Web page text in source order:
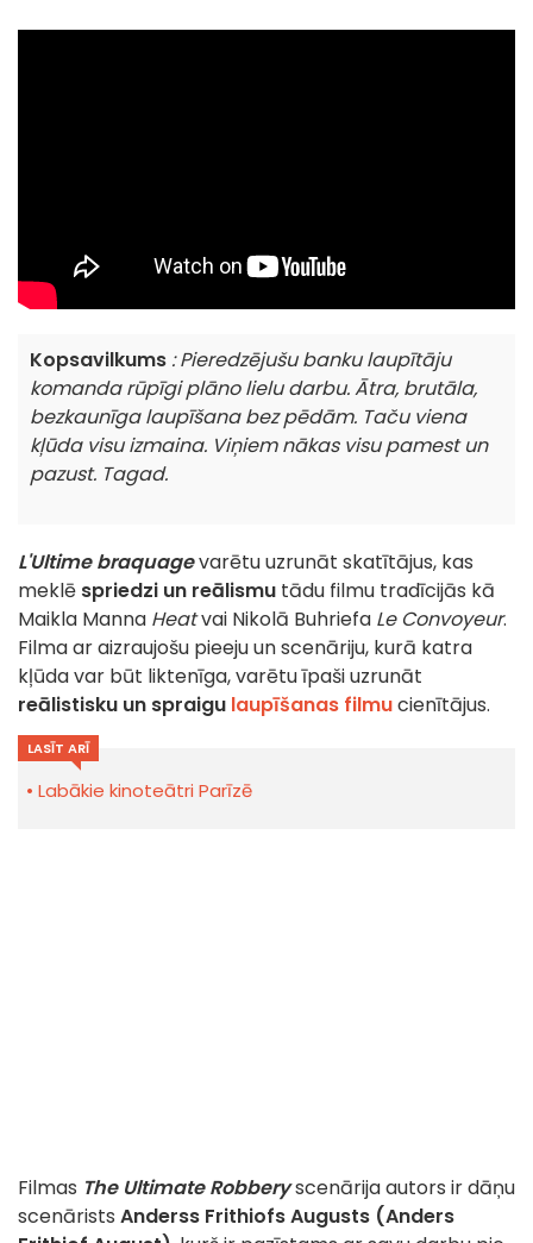
Kopsavilkums : Pieredzējušu banku laupītāju
komanda rūpīgi plāno lielu darbu. Ātra, brutāla,
bezkaunīga laupīšana bez pēdām. Taču viena
kļūda visu izmaina. Viņiem nākas visu pamest un
pazust. Tagad.
L'Ultime braquagevarētu uzrunāt skatītājus, kas
meklē spriedzi un reālismu tādu filmu tradīcijās kā
Maikla Manna Heatvai Nikolā Buhriefa Le Convoyeur.
Filma ar aizraujošu pieeju un scenāriju, kurā katra
kļūda var būt liktenīga, varētu īpaši uzrunāt
reālistisku un spraigu laupīšanas filmucienītājus.
LASĪT ARĪ
Labākie kinoteātri Parīzē
Filmas The Ultimate Robberyscenārija autors ir dāņu
scenārists Anderss Frithiofs Augusts (Anders